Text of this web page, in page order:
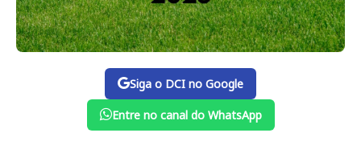
Siga o DCI no Google
Entre no canal do WhatsApp